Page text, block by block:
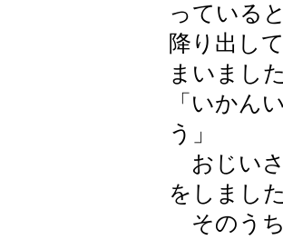
っている
降り出し
まいました
「いかん
う」
おじいさ
をしました
そのう